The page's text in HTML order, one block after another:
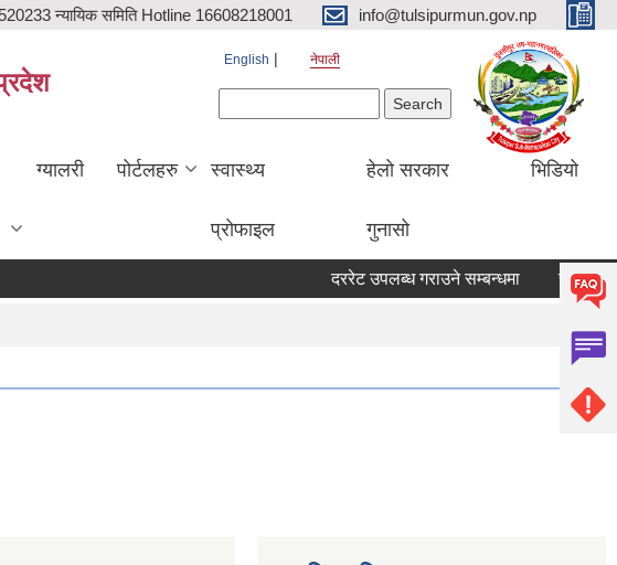
न्यायिक समिति Hotline 16608218001 info@tulsipurmun.gov.np
English नेपाली
ग्यालरी पोर्टलहरु स्वास्थ्य
प्रोफाइल
हेलो सरकार
गुनासो
भिडियो
दररेट उपलब्ध गराउने सम्बन्धमा सरुवा